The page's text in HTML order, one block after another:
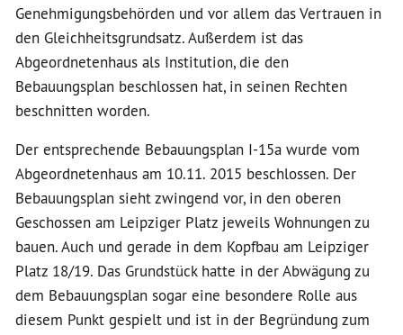
Genehmigungsbehörden und vor allem das Vertrauen in
den Gleichheitsgrundsatz. Außerdem ist das
Abgeordnetenhaus als Institution, die den
Bebauungsplan beschlossen hat, in seinen Rechten
beschnitten worden.
Der entsprechende Bebauungsplan I-15a wurde vom
Abgeordnetenhaus am 10.11. 2015 beschlossen. Der
Bebauungsplan sieht zwingend vor, in den oberen
Geschossen am Leipziger Platz jeweils Wohnungen zu
bauen. Auch und gerade in dem Kopfbau am Leipziger
Platz 18/19. Das Grundstück hatte in der Abwägung zu
dem Bebauungsplan sogar eine besondere Rolle aus
diesem Punkt gespielt und ist in der Begründung zum